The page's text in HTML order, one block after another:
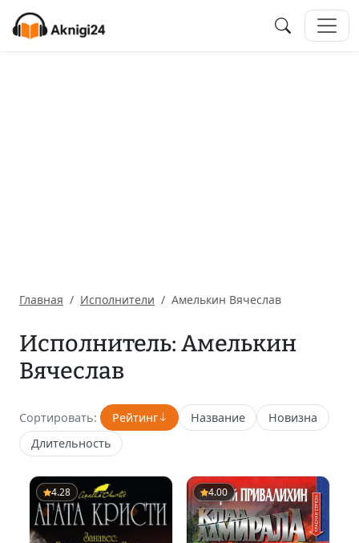
Главная Исполнители Амелькин Вячеслав
Исполнитель: Амелькин
Вячеслав
Сортировать: Рейтинг Название
Новизна
Длительность
4.28 4.00